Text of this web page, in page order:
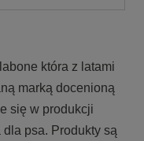
która z latami
marką docenioną
się w produkcji
psa. Produkty są